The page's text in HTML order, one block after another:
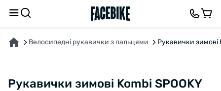
Велосипедні рукавички з пальцями Рукавички зимові
Рукавички зимові Kombi SPOOKY
ПРО ТОВАР ХАРАКТЕРИСТИКИОПИС ВІДГУКИ ТА ЗАПИТАННЯ